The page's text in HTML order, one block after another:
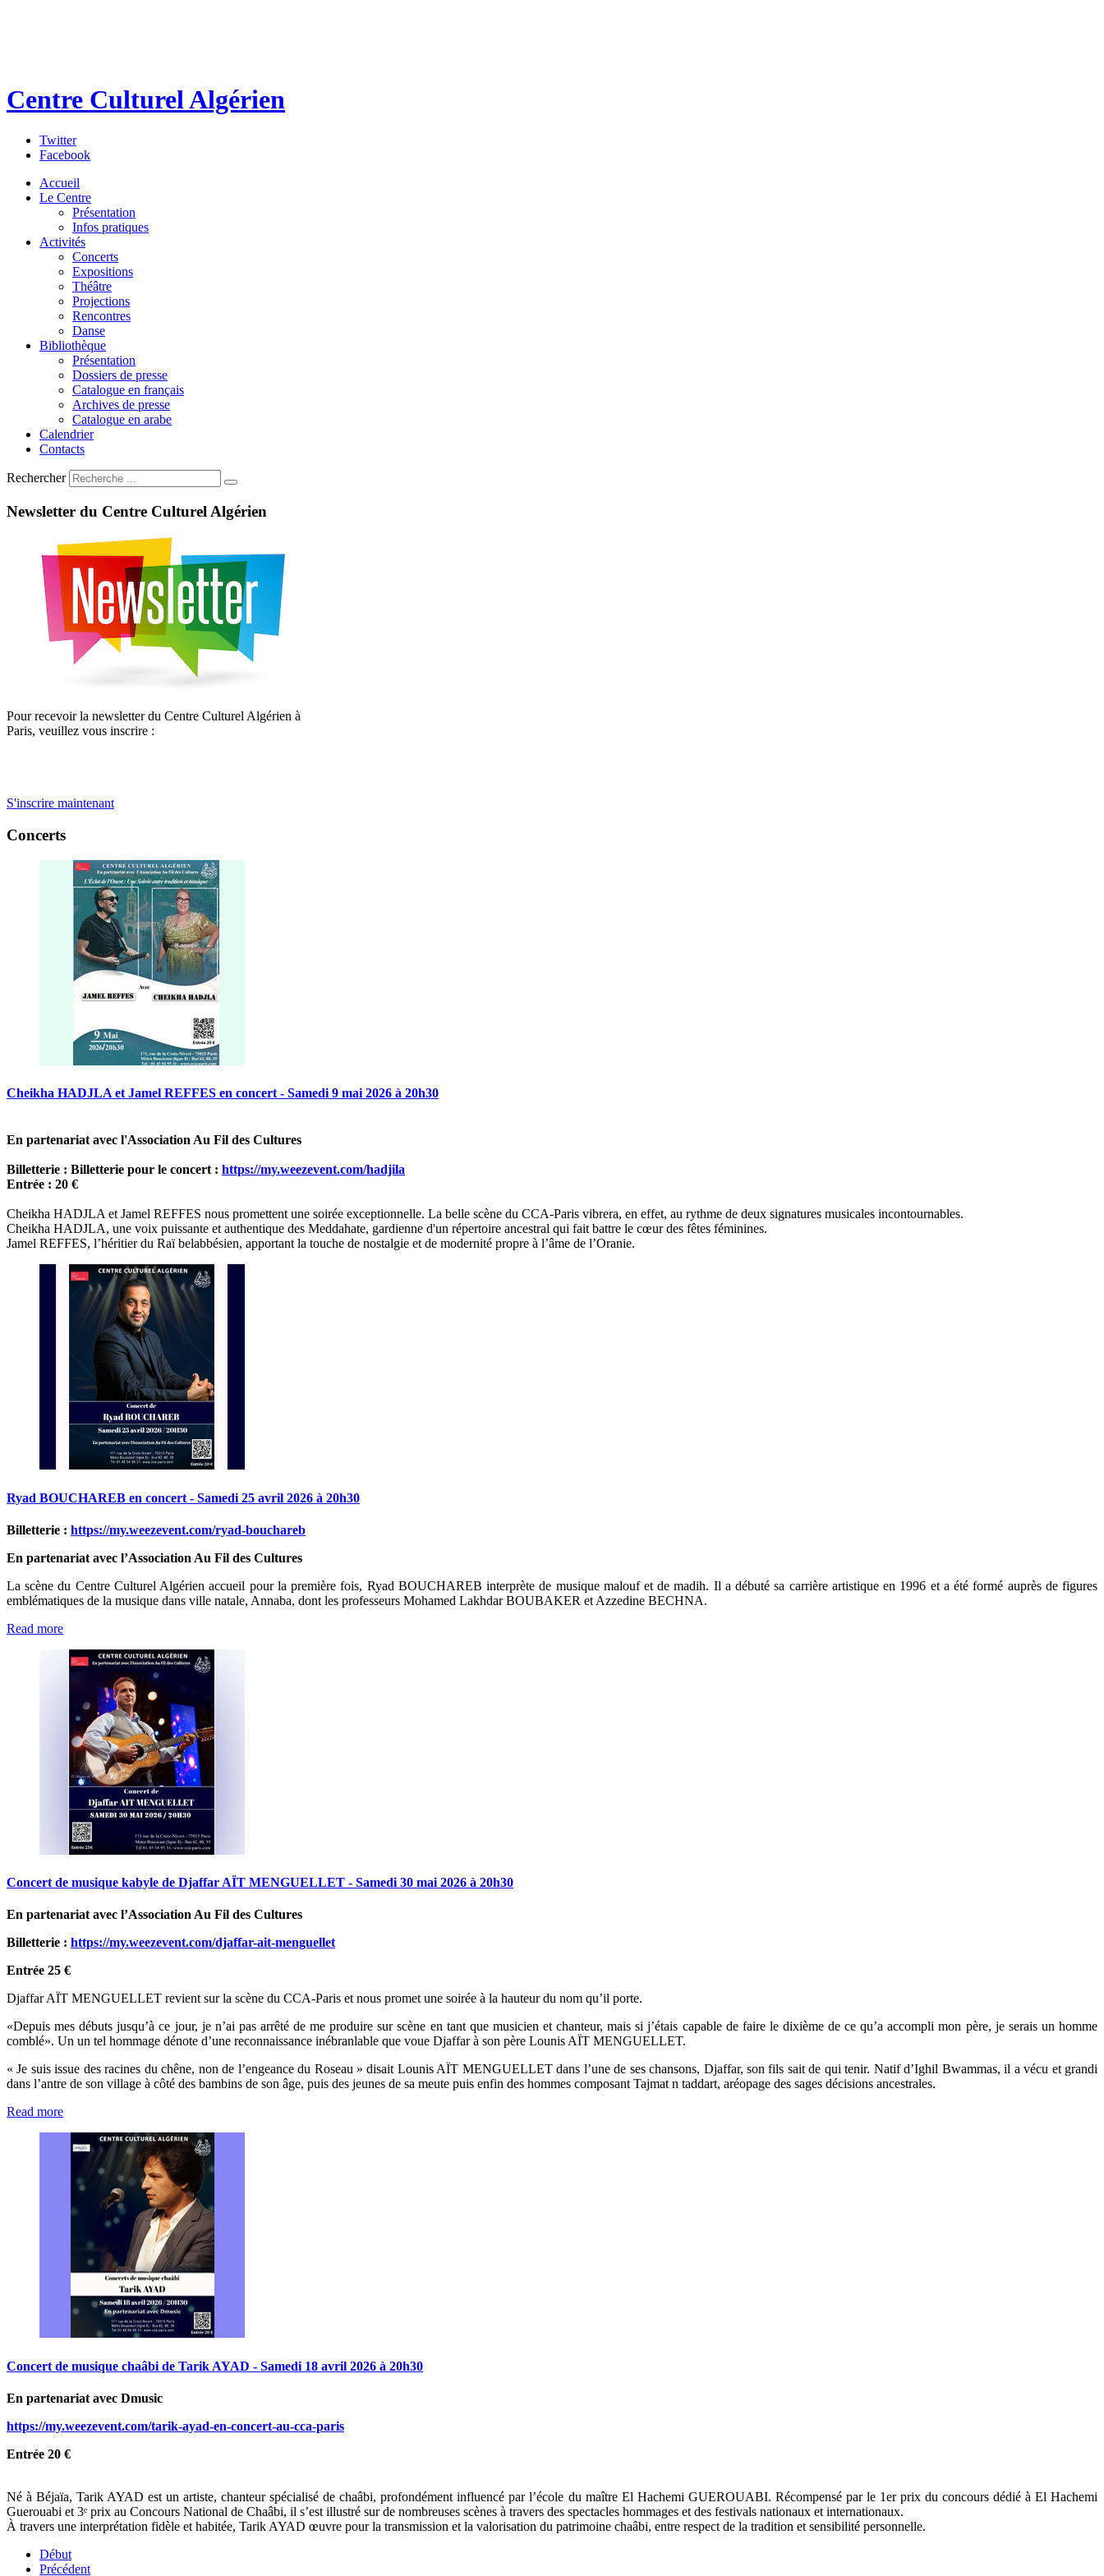
Centre Culturel Algérien
Twitter
Facebook
Accueil
Le Centre
Présentation
Infos pratiques
Activités
Concerts
Expositions
Théâtre
Projections
Rencontres
Danse
Bibliothèque
Présentation
Dossiers de presse
Catalogue en français
Archives de presse
Catalogue en arabe
Calendrier
Contacts
Rechercher
Newsletter du Centre Culturel Algérien
Pour recevoir la newsletter du Centre Culturel Algérien à
Paris, veuillez vous inscrire :
S'inscrire maintenant
Concerts
Cheikha HADJLA et Jamel REFFES en concert - Samedi 9 mai 2026 à 20h30
En partenariat avec l'Association Au Fil des Cultures
Billetterie : Billetterie pour le concert : https://my.weezevent.com/hadjila
Entrée : 20 €
Cheikha HADJLA et Jamel REFFES nous promettent une soirée exceptionnelle. La belle scène du CCA-Paris vibrera, en effet, au rythme de deux signatures musicales incontournables.
Cheikha HADJLA, une voix puissante et authentique des Meddahate, gardienne d'un répertoire ancestral qui fait battre le cœur des fêtes féminines.
Jamel REFFES, l’héritier du Raï belabbésien, apportant la touche de nostalgie et de modernité propre à l’âme de l’Oranie.
Ryad BOUCHAREB en concert - Samedi 25 avril 2026 à 20h30
Billetterie : https://my.weezevent.com/ryad-bouchareb
En partenariat avec l’Association Au Fil des Cultures
La scène du Centre Culturel Algérien accueil pour la première fois, Ryad BOUCHAREB interprète de musique malouf et de madih. Il a débuté sa carrière artistique en 1996 et a été formé auprès de figures
emblématiques de la musique dans ville natale, Annaba, dont les professeurs Mohamed Lakhdar BOUBAKER et Azzedine BECHNA.
Read more
Concert de musique kabyle de Djaffar AÏT MENGUELLET - Samedi 30 mai 2026 à 20h30
En partenariat avec l’Association Au Fil des Cultures
Billetterie : https://my.weezevent.com/djaffar-ait-menguellet
Entrée 25 €
Djaffar AÏT MENGUELLET revient sur la scène du CCA-Paris et nous promet une soirée à la hauteur du nom qu’il porte.
«Depuis mes débuts jusqu’à ce jour, je n’ai pas arrêté de me produire sur scène en tant que musicien et chanteur, mais si j’étais capable de faire le dixième de ce qu’a accompli mon père, je serais un homme
comblé». Un un tel hommage dénote d’une reconnaissance inébranlable que voue Djaffar à son père Lounis AÏT MENGUELLET.
« Je suis issue des racines du chêne, non de l’engeance du Roseau » disait Lounis AÏT MENGUELLET dans l’une de ses chansons, Djaffar, son fils sait de qui tenir. Natif d’Ighil Bwammas, il a vécu et grandi
dans l’antre de son village à côté des bambins de son âge, puis des jeunes de sa meute puis enfin des hommes composant Tajmat n taddart, aréopage des sages décisions ancestrales.
Read more
Concert de musique chaâbi de Tarik AYAD - Samedi 18 avril 2026 à 20h30
En partenariat avec Dmusic
https://my.weezevent.com/tarik-ayad-en-concert-au-cca-paris
Entrée 20 €
Né à Béjaïa, Tarik AYAD est un artiste, chanteur spécialisé de chaâbi, profondément influencé par l’école du maître El Hachemi GUEROUABI. Récompensé par le 1er prix du concours dédié à El Hachemi
Guerouabi et 3ᵉ prix au Concours National de Chaâbi, il s’est illustré sur de nombreuses scènes à travers des spectacles hommages et des festivals nationaux et internationaux.
À travers une interprétation fidèle et habitée, Tarik AYAD œuvre pour la transmission et la valorisation du patrimoine chaâbi, entre respect de la tradition et sensibilité personnelle.
Début
Précédent